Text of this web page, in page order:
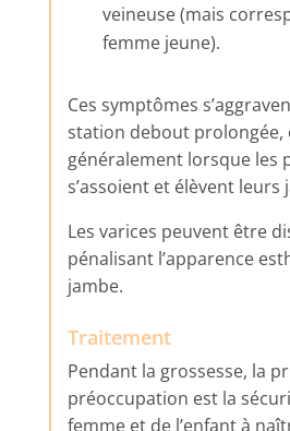
veineuse (mais
femme jeune).
Ces symptômes
station debout prolongée,
généralement lorsque les
s’assoient et élèvent leurs
Les varices peuvent être
pénalisant l’apparence
jambe.
Traitement
Pendant la grossesse, la
préoccupation est la
femme et de l’enfant à